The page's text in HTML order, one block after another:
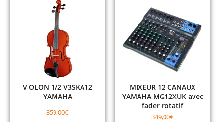
VIOLON 1/2 V3SKA12
YAMAHA
359,00€
MIXEUR 12 CANAUX
YAMAHA MG12XUK avec
fader rotatif
349,00€